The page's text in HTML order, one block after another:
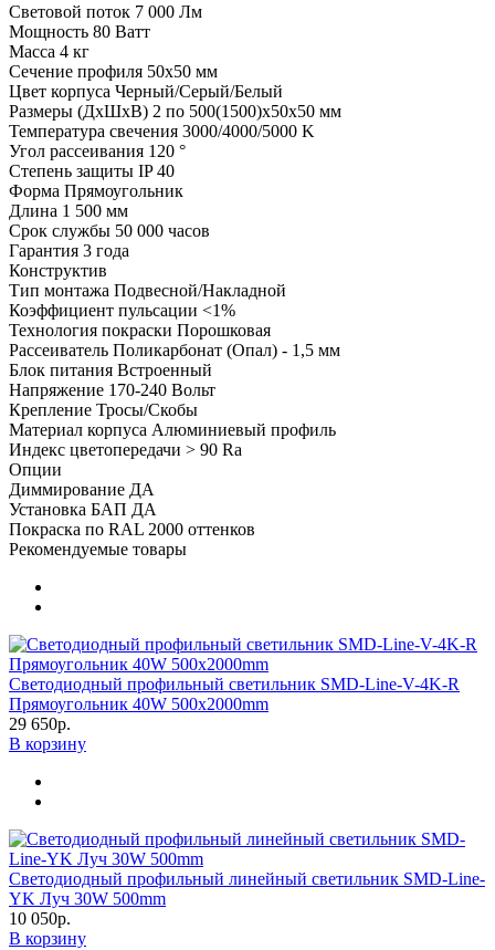
Световой поток 7 000 Лм
Мощность 80 Ватт
Масса 4 кг
Сечение профиля 50х50 мм
Цвет корпуса Черный/Серый/Белый
Размеры (ДхШхВ) 2 по 500(1500)х50х50 мм
Температура свечения 3000/4000/5000 K
Угол рассеивания 120 °
Степень защиты IP 40
Форма Прямоугольник
Длина 1 500 мм
Срок службы 50 000 часов
Гарантия 3 года
Конструктив
Тип монтажа Подвесной/Накладной
Коэффициент пульсации <1%
Технология покраски Порошковая
Рассеиватель Поликарбонат (Опал) - 1,5 мм
Блок питания Встроенный
Напряжение 170-240 Вольт
Крепление Тросы/Скобы
Материал корпуса Алюминиевый профиль
Индекс цветопередачи > 90 Ra
Опции
Диммирование ДА
Установка БАП ДА
Покраска по RAL 2000 оттенков
Рекомендуемые товары
Светодиодный профильный светильник SMD-Line-V-4K-R
Прямоугольник 40W 500х2000mm
29 650р.
В корзину
Светодиодный профильный линейный светильник SMD-Line-
YK Луч 30W 500mm
10 050р.
В корзину